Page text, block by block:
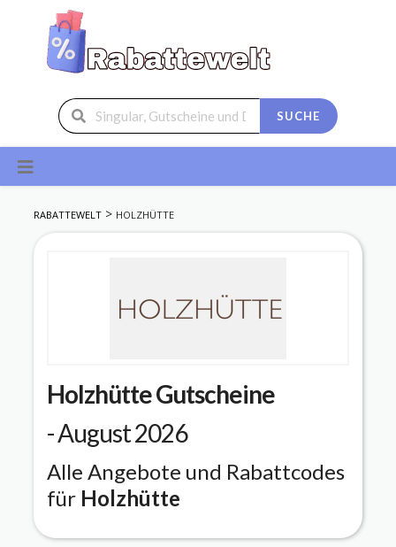
SUCHE
content
RABATTEWELT> HOLZHÜTTE
HolzhütteGutscheine
- August 2026
Alle Angebote und Rabattcodes
für Holzhütte